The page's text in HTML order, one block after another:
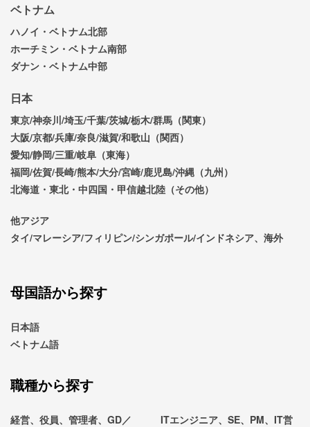
ベトナム
ハノイ・ベトナム北部
ホーチミン・ベトナム南部
ダナン・ベトナム中部
日本
東京/神奈川/埼玉/千葉/茨城/栃木/群馬（関東）
大阪/京都/兵庫/奈良/滋賀/和歌山（関西）
愛知/静岡/三重/岐阜（東海）
福岡/佐賀/長崎/熊本/大分/宮崎/鹿児島/沖縄（九州）
北海道・東北・中四国・甲信越北陸（その他）
他アジア
タイ/マレーシア/フィリピン/シンガポール/インドネシア、海外
母国語から探す
日本語
ベトナム語
職種から探す
経営、役員、管理者、GD／
ITエンジニア、SE、PM、IT営